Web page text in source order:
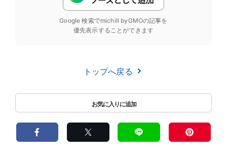
Google 検索でmichill byGMOの記事を
優先表示することができます
トップへ戻る